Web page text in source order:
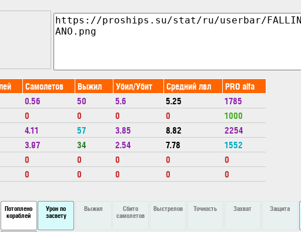
Самолетов Выжил Убил/Убит Средний лвл
PRO alfa
0.56
50 5.6 5.25
1785
0
0 0 0
1000
4.11
57 3.85 8.82
2254
3.97
34 2.54 7.78
1552
0
0 0 0
0
0
0 0 0 0
Потоплено
кораблей
Урон по
засвету
Выжил
Сбито
самолетов
Выстрелов Точность Захват Защита